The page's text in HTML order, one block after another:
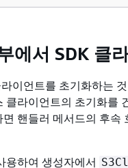
에서 SDK 클
이언트를 초기화하는
라이언트의 초기화를
핸들러 메서드의 후속
용하여 생성자에서